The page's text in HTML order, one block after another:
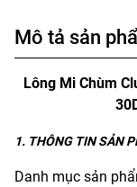
Mô tả sản
Lông Mi Chùm
1. THÔNG TIN SẢN
Danh mục sản